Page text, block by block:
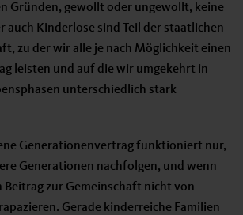
Gründen, gewollt oder ungewollt, keine
auch Kinderlose sind Teil der staatlichen
zu der wir alle je nach Möglichkeit einen
leisten und auf die wir umgekehrt in
unterschiedlich stark
Generationenvertrag funktioniert nur,
Generationen nachfolgen, und wenn
Beitrag zur Gemeinschaft nicht von
Gerade kinderreiche Familien